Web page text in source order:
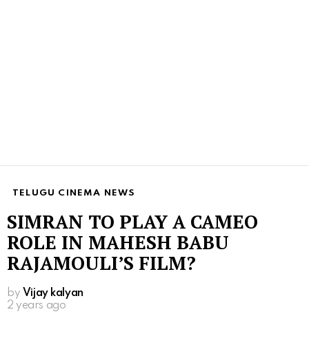
TELUGU CINEMA NEWS
SIMRAN TO PLAY A CAMEO
ROLE IN MAHESH BABU
RAJAMOULI’S FILM?
by Vijay kalyan
2 years ago